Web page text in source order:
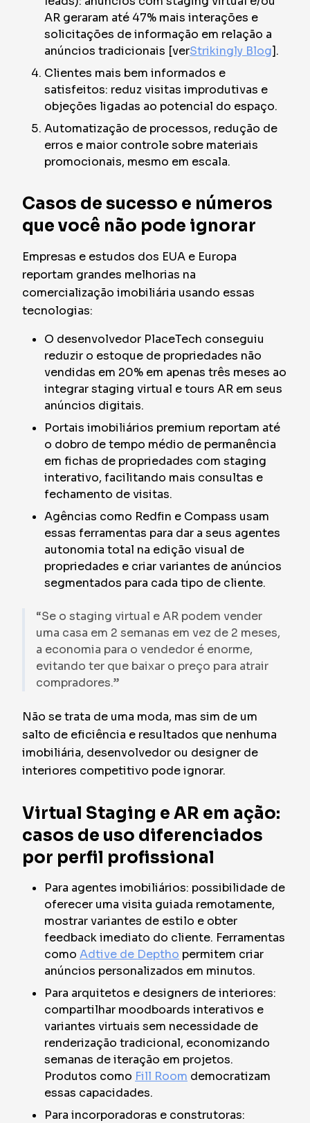
AR geraram até 47% mais interações e
solicitações de informação em relação a
anúncios tradicionais [verStrikingly Blog].
Clientes mais bem informados e
satisfeitos: reduz visitas improdutivas e
objeções ligadas ao potencial do espaço.
Automatização de processos, redução de
erros e maior controle sobre materiais
promocionais, mesmo em escala.
Casos de sucesso e números
que você não pode ignorar
Empresas e estudos dos EUA e Europa
reportam grandes melhorias na
comercialização imobiliária usando essas
tecnologias:
O desenvolvedor PlaceTech conseguiu
reduzir o estoque de propriedades não
vendidas em 20% em apenas três meses ao
integrar staging virtual e tours AR em seus
anúncios digitais.
Portais imobiliários premium reportam até
o dobro de tempo médio de permanência
em fichas de propriedades com staging
interativo, facilitando mais consultas e
fechamento de visitas.
Agências como Redfin e Compass usam
essas ferramentas para dar a seus agentes
autonomia total na edição visual de
propriedades e criar variantes de anúncios
segmentados para cada tipo de cliente.
“Se o staging virtual e AR podem vender
uma casa em 2 semanas em vez de 2 meses,
a economia para o vendedor é enorme,
evitando ter que baixar o preço para atrair
compradores.”
Não se trata de uma moda, mas sim de um
salto de eficiência e resultados que nenhuma
imobiliária, desenvolvedor ou designer de
interiores competitivo pode ignorar.
Virtual Staging e AR em ação:
casos de uso diferenciados
por perfil profissional
Para agentes imobiliários: possibilidade de
oferecer uma visita guiada remotamente,
mostrar variantes de estilo e obter
feedback imediato do cliente. Ferramentas
como Adtive de Deptho permitem criar
anúncios personalizados em minutos.
Para arquitetos e designers de interiores:
compartilhar moodboards interativos e
variantes virtuais sem necessidade de
renderização tradicional, economizando
semanas de iteração em projetos.
Produtos como Fill Room democratizam
essas capacidades.
Para incorporadoras e construtoras: